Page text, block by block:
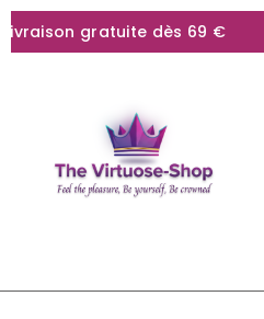
gratuite dès 69 €